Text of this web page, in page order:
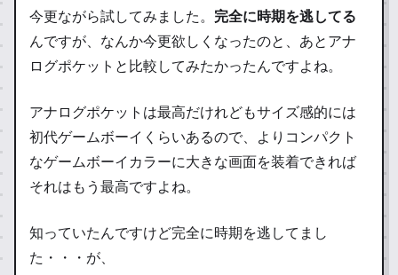
今更ながら試してみました。 完全に時期を逃してる
んですが、なんか今更欲しくなったのと、あとアナ
ログポケットと比較してみたかったんですよね。
アナログポケットは最高だけれどもサイズ感的には
初代ゲームボーイくらいあるので、よりコンパクト
なゲームボーイカラーに大きな画面を装着できれば
それはもう最高ですよね。
知っていたんですけど完全に時期を逃してまし
た・・・が、